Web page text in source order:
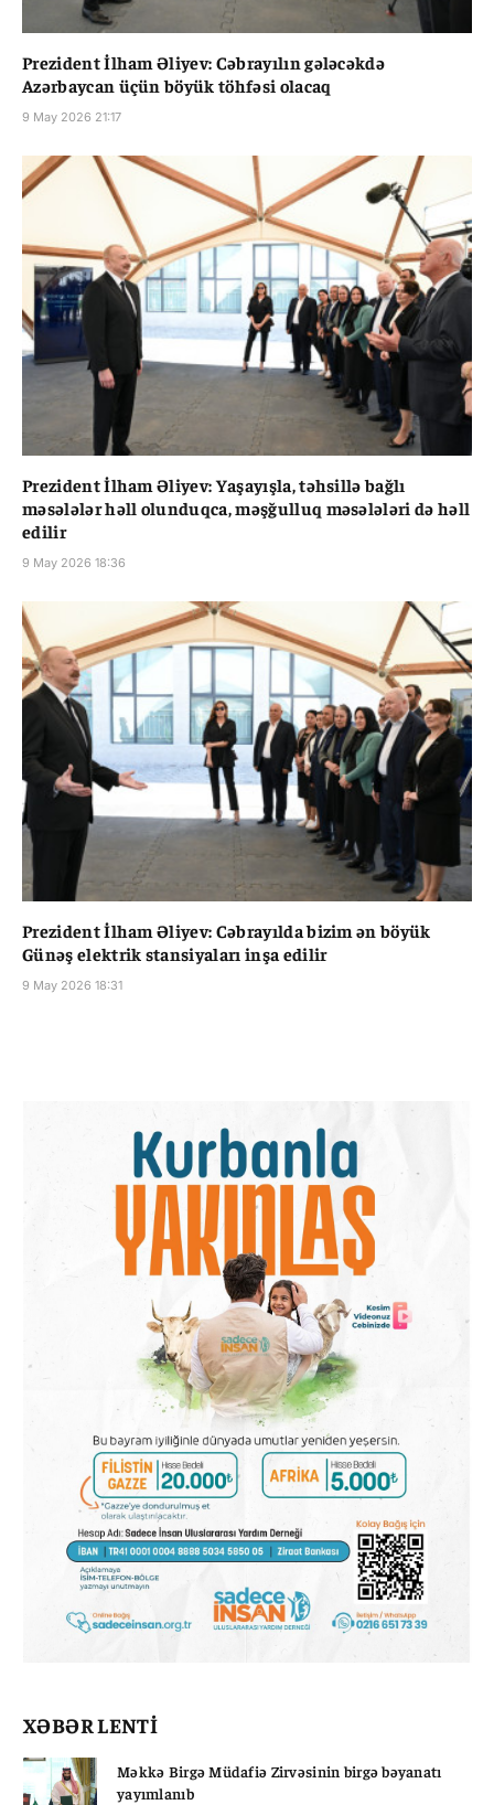
Prezident İlham Əliyev: Cəbrayılın gələcəkdə
Azərbaycan üçün böyük töhfəsi olacaq
9 May 2026 21:17
Prezident İlham Əliyev: Yaşayışla, təhsillə bağlı
məsələlər həll olunduqca, məşğulluq məsələləri də həll
edilir
9 May 2026 18:36
Prezident İlham Əliyev: Cəbrayılda bizim ən böyük
Günəş elektrik stansiyaları inşa edilir
9 May 2026 18:31
XƏBƏR LENTİ
Məkkə Birgə Müdafiə Zirvəsinin birgə bəyanatı
yayımlanıb